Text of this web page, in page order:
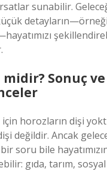
sunabilir.
midir? Sonuç
horozların dişi
değildir. Ancak
soru bile
gıda, tarım,